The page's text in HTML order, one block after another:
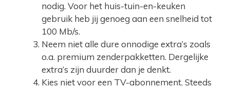
nodig. Voor het huis-tuin-en-keuken
gebruik heb jij genoeg aan een snelheid tot
100 Mb/s.
Neem niet alle dure onnodige extra’s zoals
o.a. premium zenderpakketten. Dergelijke
extra’s zijn duurder dan je denkt.
Kies niet voor een TV-abonnement. Steeds